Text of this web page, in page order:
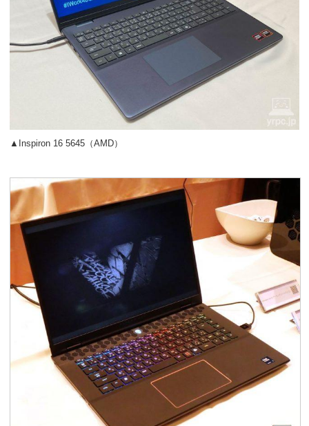
▲Inspiron 16 5645（AMD）